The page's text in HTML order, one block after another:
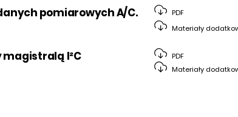
pomiarowych A/C.
PDF
Materiały
magistralą I²C
PDF
Materiały